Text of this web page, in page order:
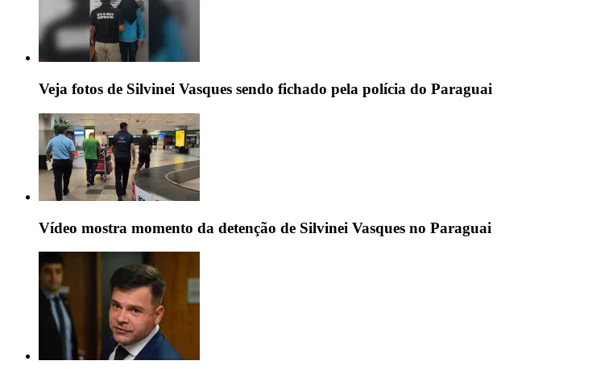
Veja fotos de Silvinei Vasques sendo fichado pela polícia do Paraguai
Vídeo mostra momento da detenção de Silvinei Vasques no Paraguai